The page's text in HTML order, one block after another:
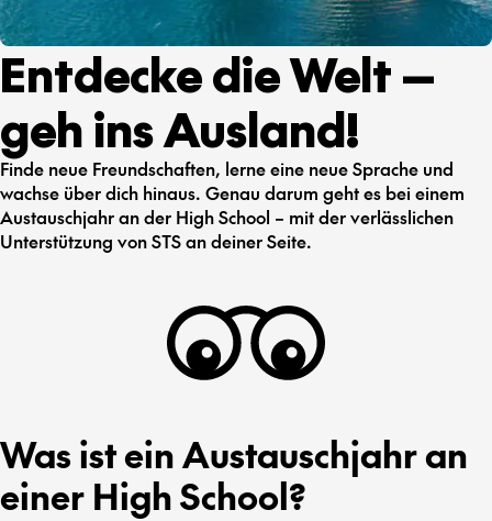
Entdecke die Welt —
geh ins Ausland!
Finde neue Freundschaften, lerne eine neue Sprache und
wachse über dich hinaus. Genau darum geht es bei einem
Austauschjahr an der High School – mit der verlässlichen
Unterstützung von STS an deiner Seite.
Was ist ein Austauschjahr an
einer High School?